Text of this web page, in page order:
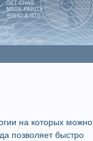
на которых можно
позволяет быстро